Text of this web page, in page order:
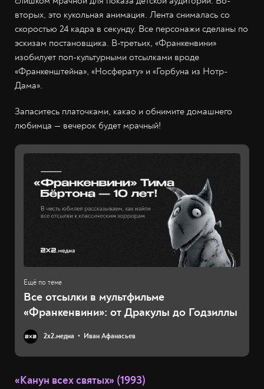
вторых, это кукольная анимация. Лента снималась со
скоростью 24 кадра в секунду. Все персонажи сделаны по
эскизам постановщика. В-третьих, «Франкенвини»
изобилует поп-культурными отсылками вроде
«Франкенштейна», «Носферату» и «Горбуна из Нотр-
Дама».
Запаситесь платочками, какао и обнимите домашнего
любимца — вечерок будет мрачный!
Все отсылки в мультфильме
«Франкенвини»: от Дракулы до Годзиллы
2х2.медиа Иван Афанасьев
«Канун всех святых» (1993)